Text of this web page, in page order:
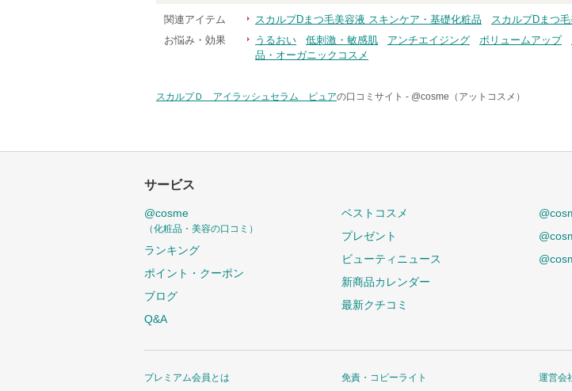
関連アイテム スカルプDまつ毛美容液 スキンケア・基礎化粧品 スカルプDまつ
お悩み・効果
うるおい 低刺激・敏感肌 アンチエイジング ボリュームアップ
品・オーガニックコスメ
スカルプＤ アイラッシュセラム ピュアの口コミサイト - @cosme（アットコスメ）
サービス
@cosme
（化粧品・美容の口コミ）
ランキング
ポイント・クーポン
ブログ
Q&A
ベストコスメ
プレゼント
ビューティニュース
新商品カレンダー
最新クチコミ
プレミアム会員とは 免責・コピーライト 運営会